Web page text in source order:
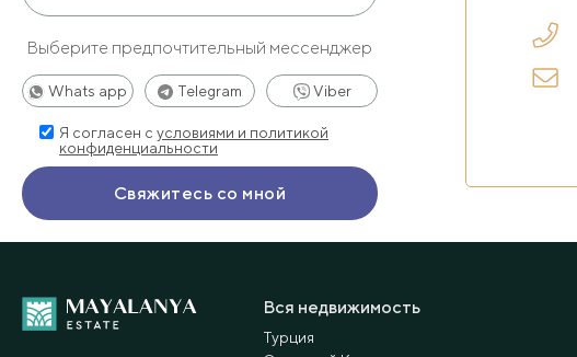
Выберите предпочтительный мессенджер
Whats app Telegram Viber
Я согласен с условиями и политикой
конфиденциальности
Вся недвижимость
Турция